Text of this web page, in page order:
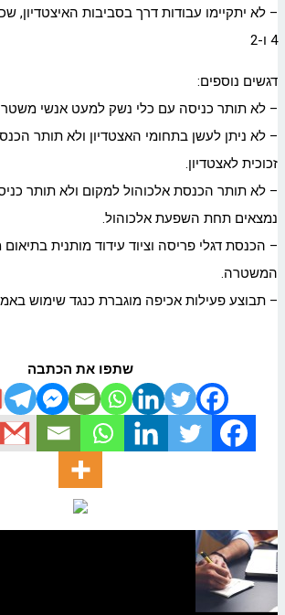
– לא יתקיימו עבודות דרך בסביבות האיצטדיון,
4 ו-2
דגשים נוספים:
– לא תותר כניסה עם כלי נשק למעט אנשי
– לא ניתן לעשן בתחומי האצטדיון ולא תותר
זכוכית לאצטדיון.
– לא תותר הכנסת אלכוהול למקום ולא תותר
נמצאים תחת השפעת אלכוהול.
– הכנסת דגלי פריסה וציוד עידוד מותנית
המשטרה.
– תבוצע פעילות אכיפה מוגברת כנגד שימוש
שתפו את הכתבה